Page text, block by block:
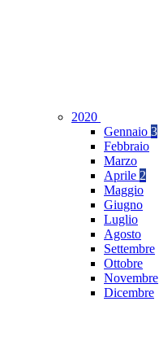
2020
Gennaio 3
Febbraio
Marzo
Aprile 2
Maggio
Giugno
Luglio
Agosto
Settembre
Ottobre
Novembre
Dicembre